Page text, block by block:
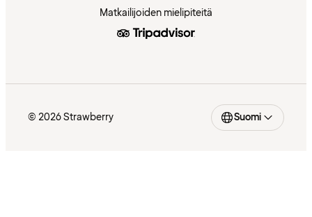
Matkailijoiden mielipiteitä
© 2026 Strawberry Suomi